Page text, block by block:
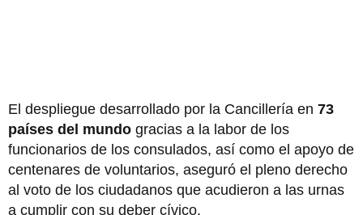
El despliegue desarrollado por la Cancillería en 73
países del mundo gracias a la labor de los
funcionarios de los consulados, así como el apoyo de
centenares de voluntarios, aseguró el pleno derecho
al voto de los ciudadanos que acudieron a las urnas
a cumplir con su deber cívico.